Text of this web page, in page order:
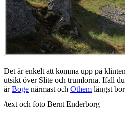
Det är enkelt att komma upp på
utsikt över Slite och trumlorna. Ifall
ärBoge närmast och Othem längst
/text och foto Bernt Enderborg